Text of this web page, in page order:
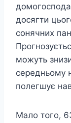
досягти
сонячних
можуть
середньому
полегшує
Мало того,